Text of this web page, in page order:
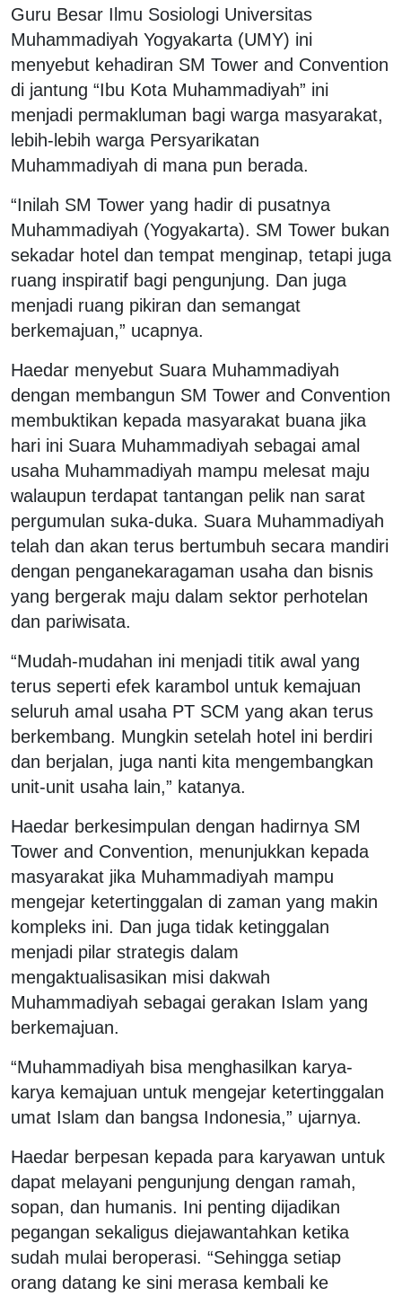
Guru Besar Ilmu Sosiologi Universitas
Muhammadiyah Yogyakarta (UMY) ini
menyebut kehadiran SM Tower and Convention
di jantung “Ibu Kota Muhammadiyah” ini
menjadi permakluman bagi warga masyarakat,
lebih-lebih warga Persyarikatan
Muhammadiyah di mana pun berada.
“Inilah SM Tower yang hadir di pusatnya
Muhammadiyah (Yogyakarta). SM Tower bukan
sekadar hotel dan tempat menginap, tetapi juga
ruang inspiratif bagi pengunjung. Dan juga
menjadi ruang pikiran dan semangat
berkemajuan,” ucapnya.
Haedar menyebut Suara Muhammadiyah
dengan membangun SM Tower and Convention
membuktikan kepada masyarakat buana jika
hari ini Suara Muhammadiyah sebagai amal
usaha Muhammadiyah mampu melesat maju
walaupun terdapat tantangan pelik nan sarat
pergumulan suka-duka. Suara Muhammadiyah
telah dan akan terus bertumbuh secara mandiri
dengan penganekaragaman usaha dan bisnis
yang bergerak maju dalam sektor perhotelan
dan pariwisata.
“Mudah-mudahan ini menjadi titik awal yang
terus seperti efek karambol untuk kemajuan
seluruh amal usaha PT SCM yang akan terus
berkembang. Mungkin setelah hotel ini berdiri
dan berjalan, juga nanti kita mengembangkan
unit-unit usaha lain,” katanya.
Haedar berkesimpulan dengan hadirnya SM
Tower and Convention, menunjukkan kepada
masyarakat jika Muhammadiyah mampu
mengejar ketertinggalan di zaman yang makin
kompleks ini. Dan juga tidak ketinggalan
menjadi pilar strategis dalam
mengaktualisasikan misi dakwah
Muhammadiyah sebagai gerakan Islam yang
berkemajuan.
“Muhammadiyah bisa menghasilkan karya-
karya kemajuan untuk mengejar ketertinggalan
umat Islam dan bangsa Indonesia,” ujarnya.
Haedar berpesan kepada para karyawan untuk
dapat melayani pengunjung dengan ramah,
sopan, dan humanis. Ini penting dijadikan
pegangan sekaligus diejawantahkan ketika
sudah mulai beroperasi. “Sehingga setiap
orang datang ke sini merasa kembali ke